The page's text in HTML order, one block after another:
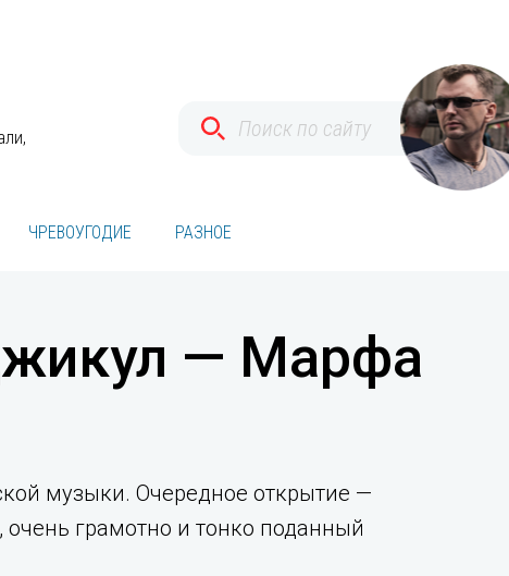
ЧРЕВОУГОДИЕ РАЗНОЕ
— Марфа
музыки. Очередное открытие —
грамотно и тонко поданный